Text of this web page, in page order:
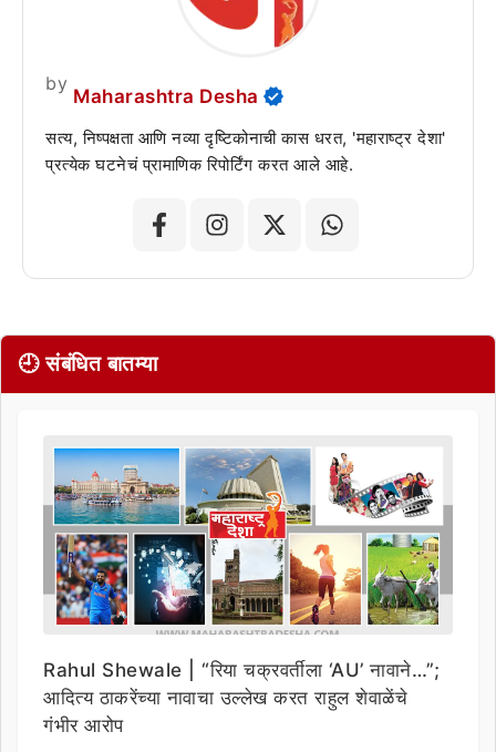
by
Maharashtra Desha
सत्य, निष्पक्षता आणि नव्या दृष्टिकोनाची कास धरत, 'महाराष्ट्र देशा'
प्रत्येक घटनेचं प्रामाणिक रिपोर्टिंग करत आले आहे.
🕘 संबंधित बातम्या
Rahul Shewale | “रिया चक्रवर्तीला ‘AU’ नावाने…”;
आदित्य ठाकरेंच्या नावाचा उल्लेख करत राहुल शेवाळेंचे
गंभीर आरोप